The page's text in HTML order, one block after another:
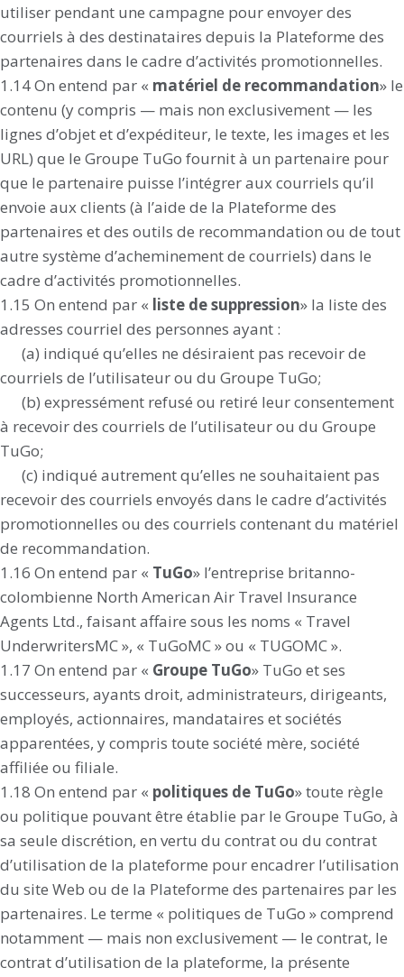
utiliser pendant une campagne pour envoyer des
courriels à des destinataires depuis la Plateforme des
partenaires dans le cadre d’activités promotionnelles.
1.14 On entend par « matériel de recommandation» le
contenu (y compris — mais non exclusivement — les
lignes d’objet et d’expéditeur, le texte, les images et les
URL) que le Groupe TuGo fournit à un partenaire pour
que le partenaire puisse l’intégrer aux courriels qu’il
envoie aux clients (à l’aide de la Plateforme des
partenaires et des outils de recommandation ou de tout
autre système d’acheminement de courriels) dans le
cadre d’activités promotionnelles.
1.15 On entend par « liste de suppression» la liste des
adresses courriel des personnes ayant :
(a) indiqué qu’elles ne désiraient pas recevoir de
courriels de l’utilisateur ou du Groupe TuGo;
(b) expressément refusé ou retiré leur consentement
à recevoir des courriels de l’utilisateur ou du Groupe
TuGo;
(c) indiqué autrement qu’elles ne souhaitaient pas
recevoir des courriels envoyés dans le cadre d’activités
promotionnelles ou des courriels contenant du matériel
de recommandation.
1.16 On entend par « TuGo» l’entreprise britanno-
colombienne North American Air Travel Insurance
Agents Ltd., faisant affaire sous les noms « Travel
UnderwritersMC », « TuGoMC » ou « TUGOMC ».
1.17 On entend par « Groupe TuGo» TuGo et ses
successeurs, ayants droit, administrateurs, dirigeants,
employés, actionnaires, mandataires et sociétés
apparentées, y compris toute société mère, société
affiliée ou filiale.
1.18 On entend par « politiques de TuGo» toute règle
ou politique pouvant être établie par le Groupe TuGo, à
sa seule discrétion, en vertu du contrat ou du contrat
d’utilisation de la plateforme pour encadrer l’utilisation
du site Web ou de la Plateforme des partenaires par les
partenaires. Le terme « politiques de TuGo » comprend
notamment — mais non exclusivement — le contrat, le
contrat d’utilisation de la plateforme, la présente